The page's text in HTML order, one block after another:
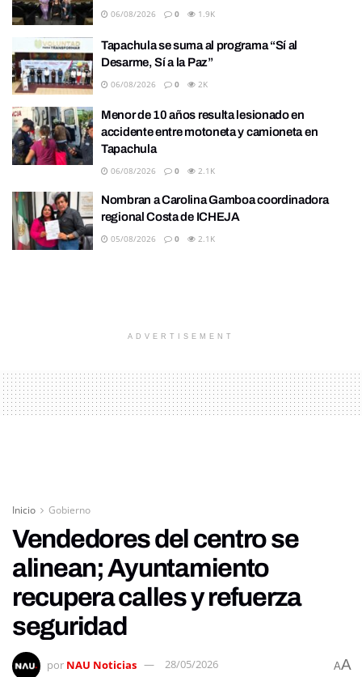
06/08/2026 0 1.9K
Tapachula se suma al programa “Sí al
Desarme, Sí a la Paz”
06/08/2026 0 2K
Menor de 10 años resulta lesionado en
accidente entre motoneta y camioneta en
Tapachula
06/08/2026 0 2.1K
Nombran a Carolina Gamboa coordinadora
regional Costa de ICHEJA
05/08/2026 0 2.1K
ADVERTISEMENT
Inicio Gobierno
Vendedores del centro se
alinean; Ayuntamiento
recupera calles y refuerza
seguridad
por NAU Noticias 28/05/2026 AA